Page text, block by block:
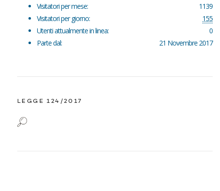
1139
Visitatori per mese:
155
Visitatori per giorno:
0
Utenti attualmente in linea:
21 Novembre 2017
Parte dal:
LEGGE 124/2017